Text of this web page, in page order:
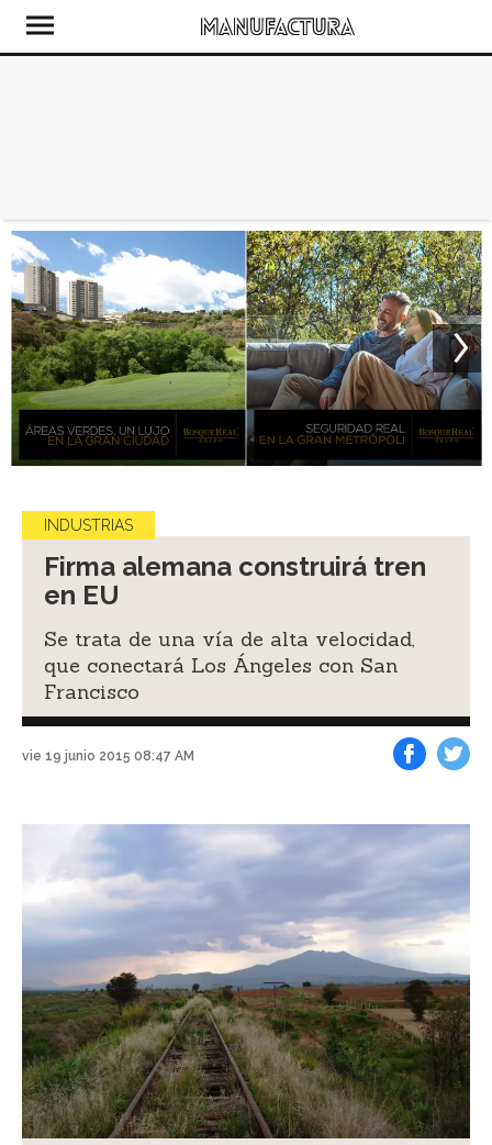
INDUSTRIAS
Firma alemana construirá tren
en EU
Se trata de una vía de alta velocidad,
que conectará Los Ángeles con San
Francisco
vie 19 junio 2015 08:47 AM